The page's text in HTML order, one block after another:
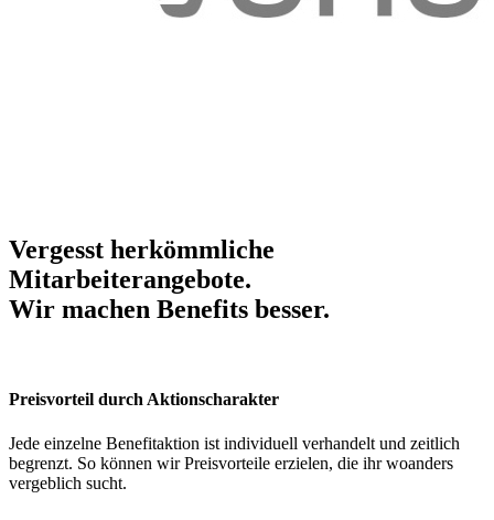
Vergesst herkömmliche
Mitarbeiterangebote.
Wir machen Benefits besser.
Preisvorteil durch Aktionscharakter
Jede einzelne Benefitaktion ist individuell verhandelt und zeitlich
begrenzt. So können wir Preisvorteile erzielen, die ihr woanders
vergeblich sucht.